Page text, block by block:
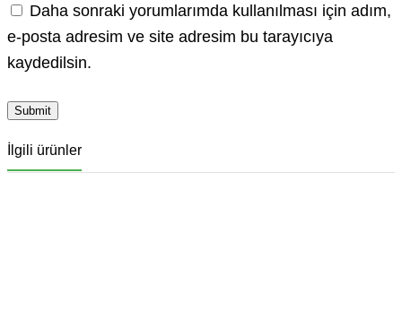
Daha sonraki yorumlarımda kullanılması için adım,
e-posta adresim ve site adresim bu tarayıcıya
kaydedilsin.
İlgili ürünler